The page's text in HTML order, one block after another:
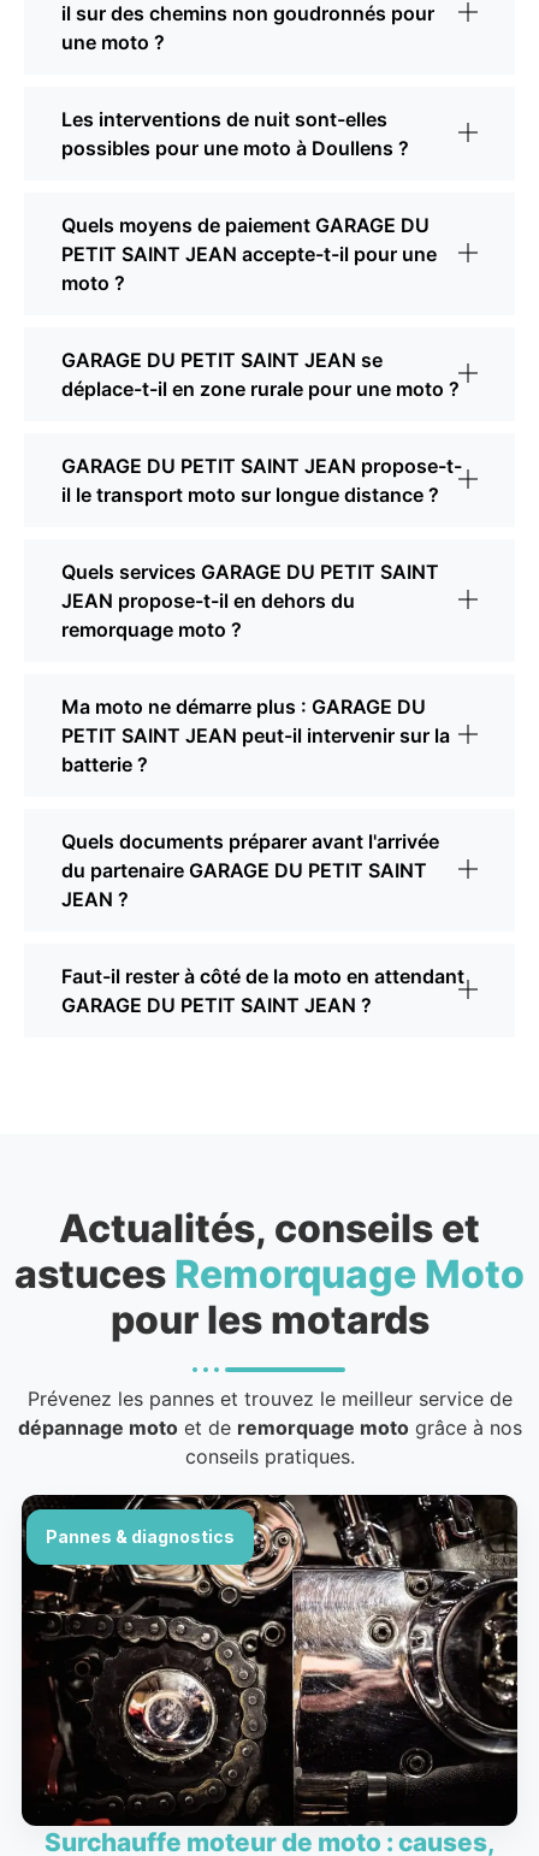
il sur des chemins non goudronnés pour
une moto ?
Les interventions de nuit sont-elles
possibles pour une moto à Doullens ?
Quels moyens de paiement GARAGE DU
PETIT SAINT JEAN accepte-t-il pour une
moto ?
GARAGE DU PETIT SAINT JEAN se
déplace-t-il en zone rurale pour une moto ?
GARAGE DU PETIT SAINT JEAN propose-t-
il le transport moto sur longue distance ?
Quels services GARAGE DU PETIT SAINT
JEAN propose-t-il en dehors du
remorquage moto ?
Ma moto ne démarre plus : GARAGE DU
PETIT SAINT JEAN peut-il intervenir sur la
batterie ?
Quels documents préparer avant l'arrivée
du partenaire GARAGE DU PETIT SAINT
JEAN ?
Faut-il rester à côté de la moto en attendant
GARAGE DU PETIT SAINT JEAN ?
Actualités, conseils et
astuces Remorquage Moto
pour les motards
Prévenez les pannes et trouvez le meilleur service de
dépannage motoet de remorquage motogrâce à nos
conseils pratiques.
Pannes & diagnostics
Surchauffe moteur de moto : causes,